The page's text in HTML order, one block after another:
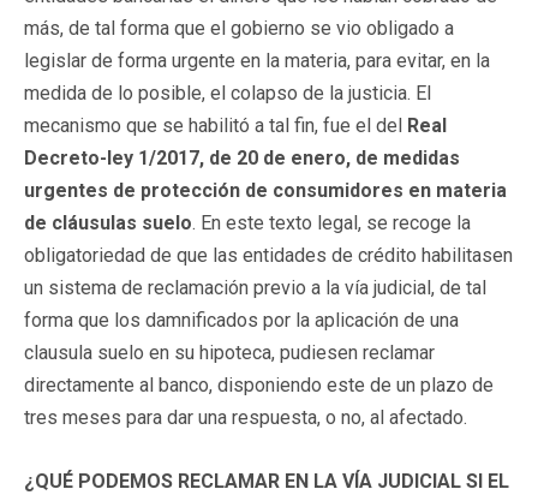
más, de tal forma que el gobierno se vio obligado a
legislar de forma urgente en la materia, para evitar, en la
medida de lo posible, el colapso de la justicia. El
mecanismo que se habilitó a tal fin, fue el del Real
Decreto-ley 1/2017, de 20 de enero, de medidas
urgentes de protección de consumidores en materia
de cláusulas suelo. En este texto legal, se recoge la
obligatoriedad de que las entidades de crédito habilitasen
un sistema de reclamación previo a la vía judicial, de tal
forma que los damnificados por la aplicación de una
clausula suelo en su hipoteca, pudiesen reclamar
directamente al banco, disponiendo este de un plazo de
tres meses para dar una respuesta, o no, al afectado.
¿QUÉ PODEMOS RECLAMAR EN LA VÍA JUDICIAL SI EL